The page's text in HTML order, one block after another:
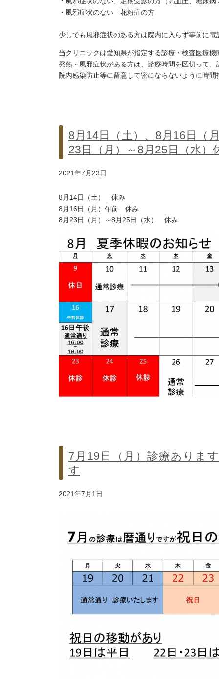
・風邪症状のない 花粉症の方
少しでも風邪症状のある方は院内に入らず事前に
当クリニックは愛知県が指定する診療・検査医療機
発熱・風邪症状がある方は、診療時間を区切って
院内感染防止等に留意して密にならないように時
8月14日（土）、8月16日
23日（月）～8月25日（水）
2021年7月23日
8月14日（土） 休み
8月16日（月）午前 休み
8月23日（月）～8月25日（水） 休み
7月19日（月）診療ありま
す
2021年7月1日